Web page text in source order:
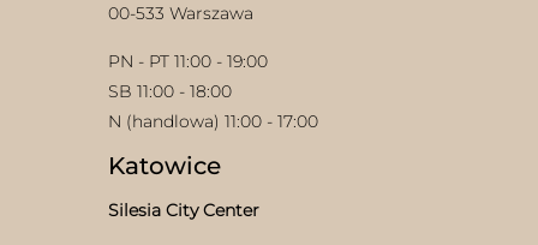
00-533 Warszawa
PN - PT 11:00 - 19:00
SB 11:00 - 18:00
N (handlowa) 11:00 - 17:00
Katowice
Silesia City Center